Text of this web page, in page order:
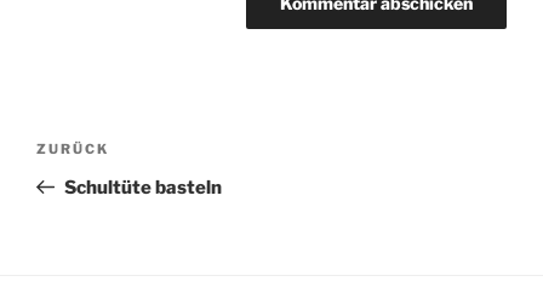
Beitragsnavigation
Vorheriger
Beitrag
ZURÜCK
Schultüte basteln